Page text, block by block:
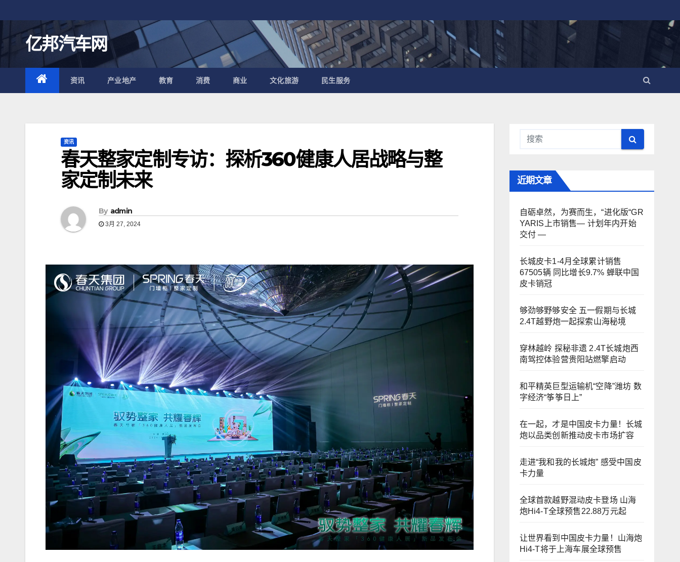
至
内
容
亿邦汽车网
资讯 产业地产 教育 消费 商业 文化旅游 民生服务
资讯
春天整家定制专访：探析360健康人居战略与整
家定制未来
By admin
3月 27, 2024
近期文章
自砺卓然，为赛而生，“进化版“GR
YARIS上市销售— 计划年内开始
交付 —
长城皮卡1-4月全球累计销售
67505辆 同比增长9.7% 蝉联中国
皮卡销冠
够劲够野够安全 五一假期与长城
2.4T越野炮一起探索山海秘境
穿林越岭 探秘非遗 2.4T长城炮西
南驾控体验营贵阳站燃擎启动
和平精英巨型运输机“空降”潍坊 数
字经济“筝筝日上”
在一起，才是中国皮卡力量！长城
炮以品类创新推动皮卡市场扩容
走进“我和我的长城炮” 感受中国皮
卡力量
全球首款越野混动皮卡登场 山海
炮Hi4-T全球预售22.88万元起
让世界看到中国皮卡力量！山海炮
Hi4-T将于上海车展全球预售